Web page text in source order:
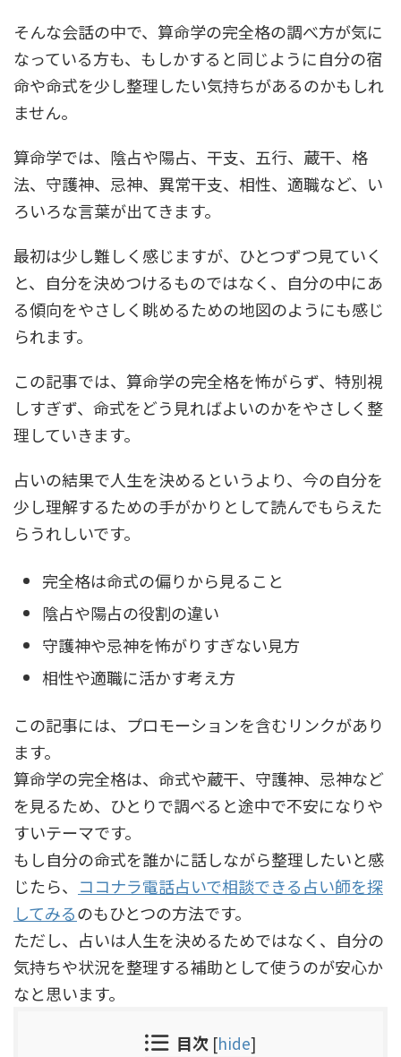
そんな会話の中で、算命学の完全格の調べ方が気に
なっている方も、もしかすると同じように自分の宿
命や命式を少し整理したい気持ちがあるのかもしれ
ません。
算命学では、陰占や陽占、干支、五行、蔵干、格
法、守護神、忌神、異常干支、相性、適職など、い
ろいろな言葉が出てきます。
最初は少し難しく感じますが、ひとつずつ見ていく
と、自分を決めつけるものではなく、自分の中にあ
る傾向をやさしく眺めるための地図のようにも感じ
られます。
この記事では、算命学の完全格を怖がらず、特別視
しすぎず、命式をどう見ればよいのかをやさしく整
理していきます。
占いの結果で人生を決めるというより、今の自分を
少し理解するための手がかりとして読んでもらえた
らうれしいです。
完全格は命式の偏りから見ること
陰占や陽占の役割の違い
守護神や忌神を怖がりすぎない見方
相性や適職に活かす考え方
この記事には、プロモーションを含むリンクがあり
ます。
算命学の完全格は、命式や蔵干、守護神、忌神など
を見るため、ひとりで調べると途中で不安になりや
すいテーマです。
もし自分の命式を誰かに話しながら整理したいと感
じたら、
ココナラ電話占いで相談できる占い師を探
してみるのもひとつの方法です。
ただし、占いは人生を決めるためではなく、自分の
気持ちや状況を整理する補助として使うのが安心か
なと思います。
目次 [hide]